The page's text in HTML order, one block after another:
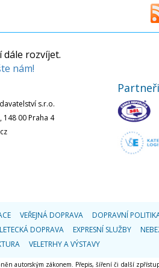
dále rozvíjet.
nám!
s.r.o.
148 00 Praha 4
VEŘEJNÁ DOPRAVA DOPRAVNÍ
LETECKÁ DOPRAVA EXPRESNÍ SLUŽBY
VELETRHY A VÝSTAVY
autorským zákonem. Přepis, šíření či další